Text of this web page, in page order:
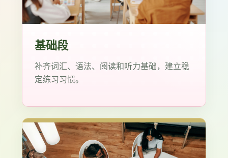
基础段
补齐词汇、语法、阅读和听力基础，建立稳
定练习习惯。